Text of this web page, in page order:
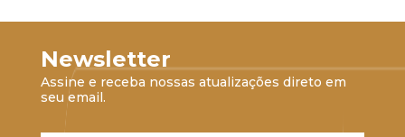
Newsletter
Assine e receba nossas atualizações direto em
seu email.